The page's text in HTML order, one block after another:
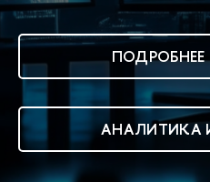
ПОДРОБНЕЕ
АНАЛИТИКА